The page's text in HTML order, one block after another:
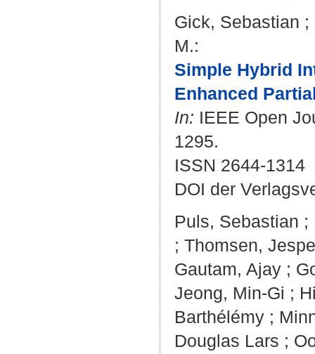
Gick, Sebastian ;
M.:
Simple Hybrid
Enhanced
In: IEEE Open
1295.
ISSN 2644-1314
DOI der
Puls, Sebastian ;
; Thomsen,
Gautam, Ajay ;
Jeong, Min-Gi ;
Barthélémy ;
Douglas Lars ;